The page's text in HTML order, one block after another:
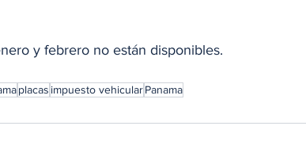
y febrero no están disponibles.
placas impuesto vehicularPanama